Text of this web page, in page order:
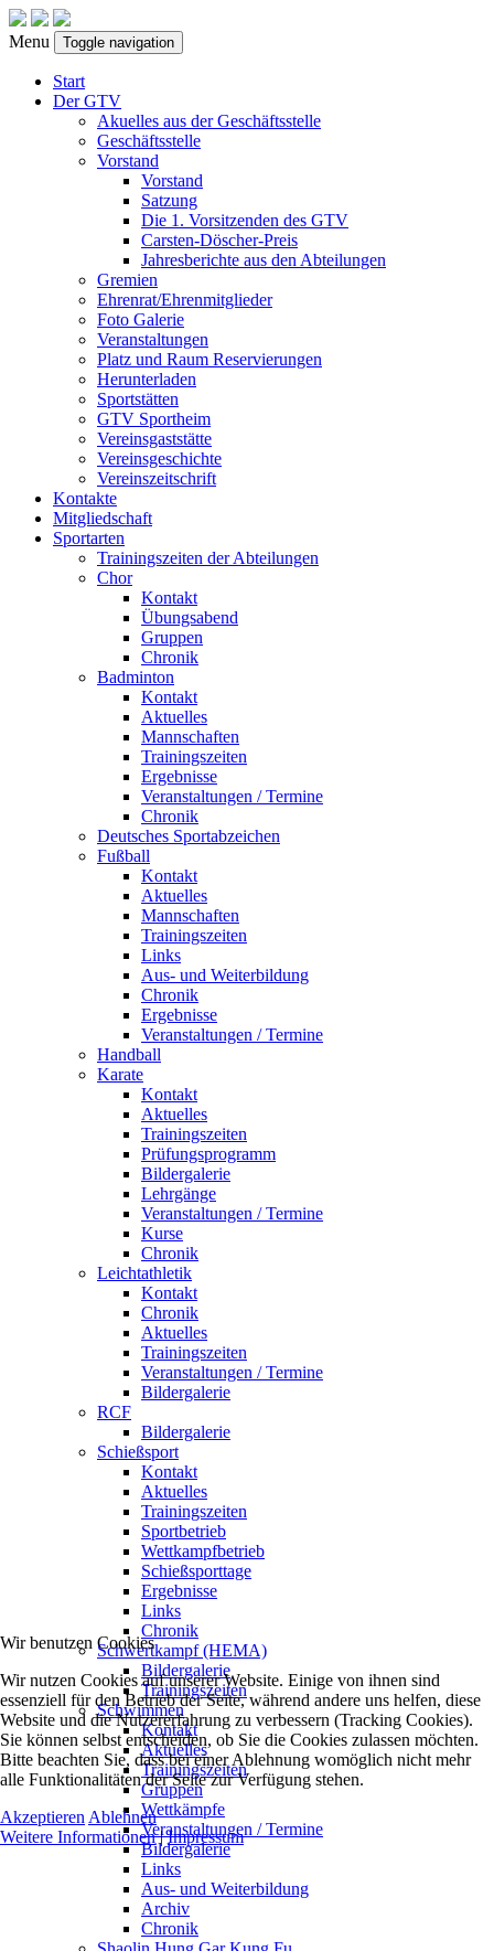
Menu Toggle navigation
Start
Der GTV
Akuelles aus der Geschäftsstelle
Geschäftsstelle
Vorstand
Vorstand
Satzung
Die 1. Vorsitzenden des GTV
Carsten-Döscher-Preis
Jahresberichte aus den Abteilungen
Gremien
Ehrenrat/Ehrenmitglieder
Foto Galerie
Veranstaltungen
Platz und Raum Reservierungen
Herunterladen
Sportstätten
GTV Sportheim
Vereinsgaststätte
Vereinsgeschichte
Vereinszeitschrift
Kontakte
Mitgliedschaft
Sportarten
Trainingszeiten der Abteilungen
Chor
Kontakt
Übungsabend
Gruppen
Chronik
Badminton
Kontakt
Aktuelles
Mannschaften
Trainingszeiten
Ergebnisse
Veranstaltungen / Termine
Chronik
Deutsches Sportabzeichen
Fußball
Kontakt
Aktuelles
Mannschaften
Trainingszeiten
Links
Aus- und Weiterbildung
Chronik
Ergebnisse
Veranstaltungen / Termine
Handball
Karate
Kontakt
Aktuelles
Trainingszeiten
Prüfungsprogramm
Bildergalerie
Lehrgänge
Veranstaltungen / Termine
Kurse
Chronik
Leichtathletik
Kontakt
Chronik
Aktuelles
Trainingszeiten
Veranstaltungen / Termine
Bildergalerie
RCF
Bildergalerie
Schießsport
Kontakt
Aktuelles
Trainingszeiten
Sportbetrieb
Wettkampfbetrieb
Schießsporttage
Ergebnisse
Links
Chronik
Schwertkampf (HEMA)
Bildergalerie
Trainingszeiten
Schwimmen
Kontakt
Aktuelles
Trainingszeiten
Gruppen
Wettkämpfe
Veranstaltungen / Termine
Bildergalerie
Links
Aus- und Weiterbildung
Archiv
Chronik
Wir benutzen Cookies
Wir nutzen Cookies auf unserer Website. Einige von ihnen sind
essenziell für den Betrieb der Seite, während andere uns helfen, diese
Website und die Nutzererfahrung zu verbessern (Tracking Cookies).
Sie können selbst entscheiden, ob Sie die Cookies zulassen möchten.
Bitte beachten Sie, dass bei einer Ablehnung womöglich nicht mehr
alle Funktionalitäten der Seite zur Verfügung stehen.
Akzeptieren Ablehnen
Weitere Informationen|Impressum